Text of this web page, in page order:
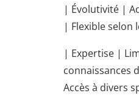
| Évolutivité |
| Flexible selon
| Expertise |
connaissances
Accès à divers